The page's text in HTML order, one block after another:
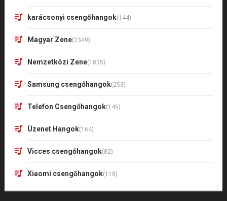
karácsonyi csengőhangok(144)
Magyar Zene(2349)
Nemzetközi Zene(1835)
Samsung csengőhangok(253)
Telefon Csengőhangok(145)
Üzenet Hangok(164)
Vicces csengőhangok(82)
Xiaomi csengőhangok(118)